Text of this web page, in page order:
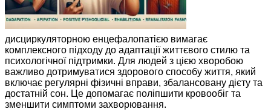
дисциркуляторною енцефалопатією вимагає
комплексного підходу до адаптації життєвого стилю та
психологічної підтримки. Для людей з цією хворобою
важливо дотримуватися здорового способу життя, який
включає регулярні фізичні вправи, збалансовану дієту та
достатній сон. Це допомагає поліпшити кровообіг та
зменшити симптоми захворювання.